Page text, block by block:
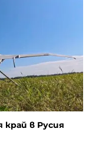
край в Русия